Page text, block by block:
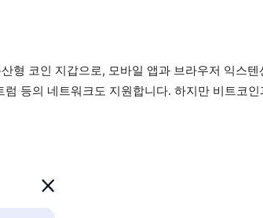
형 코인 지갑으로, 모바일 앱과 브라우저 익스
등의 네트워크도 지원합니다. 하지만 비트코